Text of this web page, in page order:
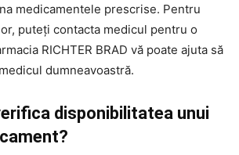
medicamentele prescrise. Pentru
puteți contacta medicul pentru o
RICHTER BRAD vă poate ajuta să
dumneavoastră.
disponibilitatea unui